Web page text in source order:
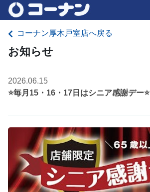
コーナン厚木戸室店へ戻る
お知らせ
2026.06.15
⭐毎月15・16・17日はシニア感謝デー⭐